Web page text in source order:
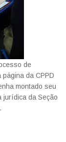
de
da CPPD
montado seu
jurídica da Seção